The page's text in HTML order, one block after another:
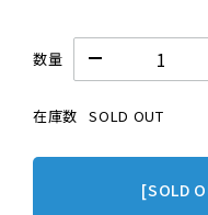
数量
在庫数 SOLD OUT
[SOLD